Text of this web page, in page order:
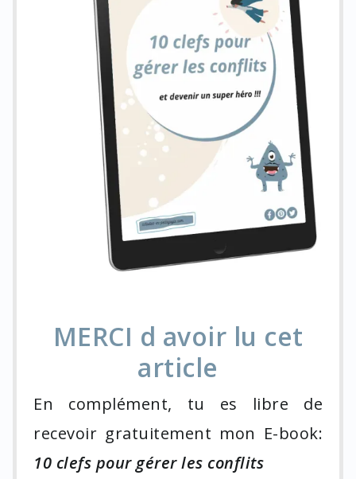
MERCI d avoir lu cet
article
En complément, tu es libre de
recevoir gratuitement mon E-book:
10 clefs pour gérer les conflits